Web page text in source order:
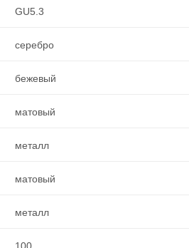
GU5.3
серебро
бежевый
матовый
металл
матовый
металл
100